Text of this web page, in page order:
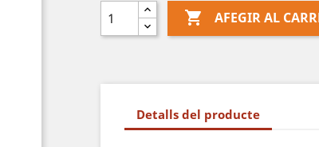
 AFEGIR AL
Detalls del producte